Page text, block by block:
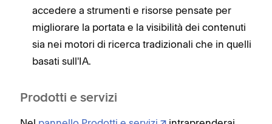
accedere a strumenti e risorse pensate per
migliorare la portata e la visibilità dei contenuti
sia nei motori di ricerca tradizionali che in quelli
basati sull'IA.
Prodotti e servizi